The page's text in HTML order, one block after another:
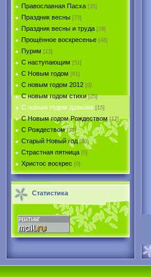
Православная Пасха [35]
Праздник весны [73]
Праздник весны и труда [26]
Прощённое воскресенье [48]
Пурим [23]
C наступающим [51]
С Новым годом [61]
С новым годом 2012 [0]
С новым годом стихи [25]
С новым годом дракона [15]
C Новым годом Рождеством [17]
С Рождеством [73]
Старый Новый год [30]
Страстная пятница [0]
Христоc воскрес [0]
Статистика